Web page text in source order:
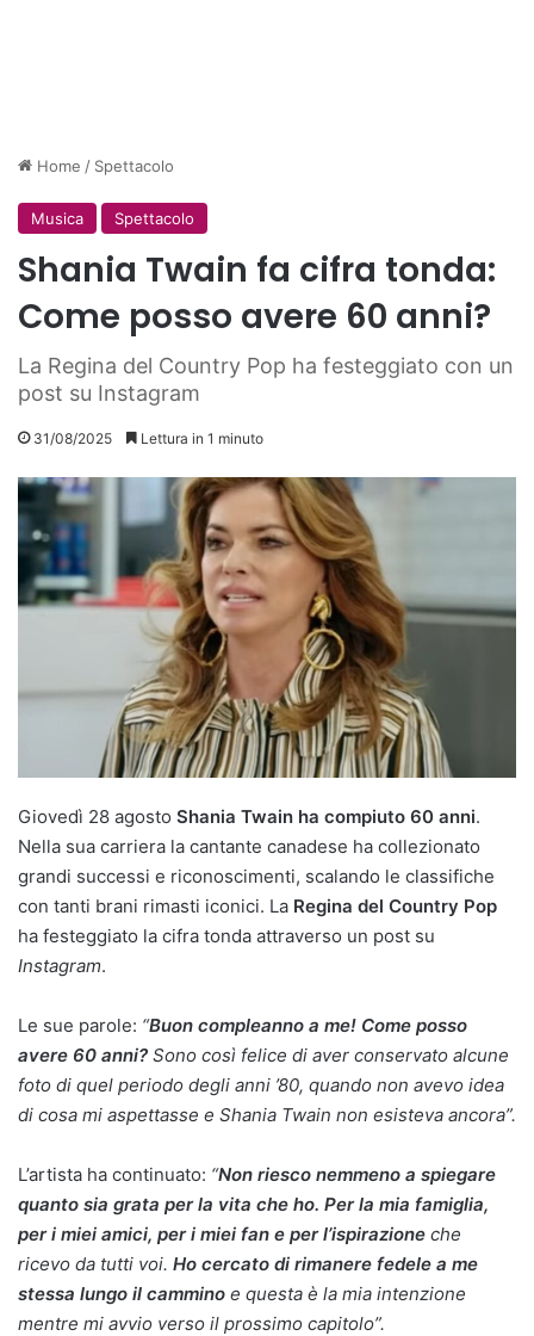
Home / Spettacolo
Musica Spettacolo
Shania Twain fa cifra tonda:
Come posso avere 60 anni?
La Regina del Country Pop ha festeggiato con un
post su Instagram
31/08/2025 Lettura in 1 minuto
Giovedì 28 agosto Shania Twain ha compiuto 60 anni.
Nella sua carriera la cantante canadese ha collezionato
grandi successi e riconoscimenti, scalando le classifiche
con tanti brani rimasti iconici. La Regina del Country Pop
ha festeggiato la cifra tonda attraverso un post su
Instagram.
Le sue parole: “Buon compleanno a me! Come posso
avere 60 anni? Sono così felice di aver conservato alcune
foto di quel periodo degli anni ’80, quando non avevo idea
di cosa mi aspettasse e Shania Twain non esisteva ancora”.
L’artista ha continuato: “Non riesco nemmeno a spiegare
quanto sia grata per la vita che ho. Per la mia famiglia,
per i miei amici, per i miei fan e per l’ispirazione che
ricevo da tutti voi. Ho cercato di rimanere fedele a me
stessa lungo il cammino e questa è la mia intenzione
mentre mi avvio verso il prossimo capitolo”.